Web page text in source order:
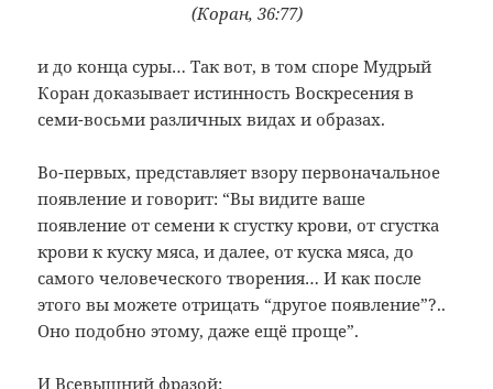
(Коран, 36:77)
и до конца суры… Так вот, в том споре Мудрый
Коран доказывает истинность Воскресения в
семи-восьми различных видах и образах.
Во-первых, представляет взору первоначальное
появление и говорит: “Вы видите ваше
появление от семени к сгустку крови, от сгустка
крови к куску мяса, и далее, от куска мяса, до
самого человеческого творения… И как после
этого вы можете отрицать “другое появление”?..
Оно подобно этому, даже ещё проще”.
И Всевышний фразой: